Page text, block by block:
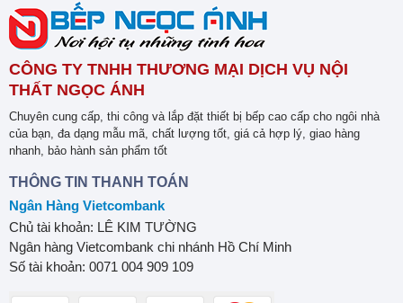
CÔNG TY TNHH THƯƠNG MẠI DỊCH VỤ NỘI
THẤT NGỌC ÁNH
Chuyên cung cấp, thi công và lắp đặt thiết bị bếp cao cấp cho ngôi nhà
của bạn, đa dạng mẫu mã, chất lượng tốt, giá cả hợp lý, giao hàng
nhanh, bảo hành sản phẩm tốt
THÔNG TIN THANH TOÁN
Ngân Hàng Vietcombank
Chủ tài khoản: LÊ KIM TƯỜNG
Ngân hàng Vietcombank chi nhánh Hồ Chí Minh
Số tài khoản: 0071 004 909 109